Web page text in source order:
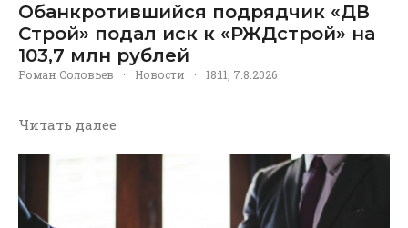
Обанкротившийся подрядчик «ДВ
Строй» подал иск к «РЖДстрой» на
103,7 млн рублей
Роман Соловьев · Новости · 18:11, 7.8.2026
Читать далее